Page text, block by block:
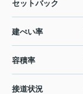
セットバック
建ぺい率
容積率
接道状況